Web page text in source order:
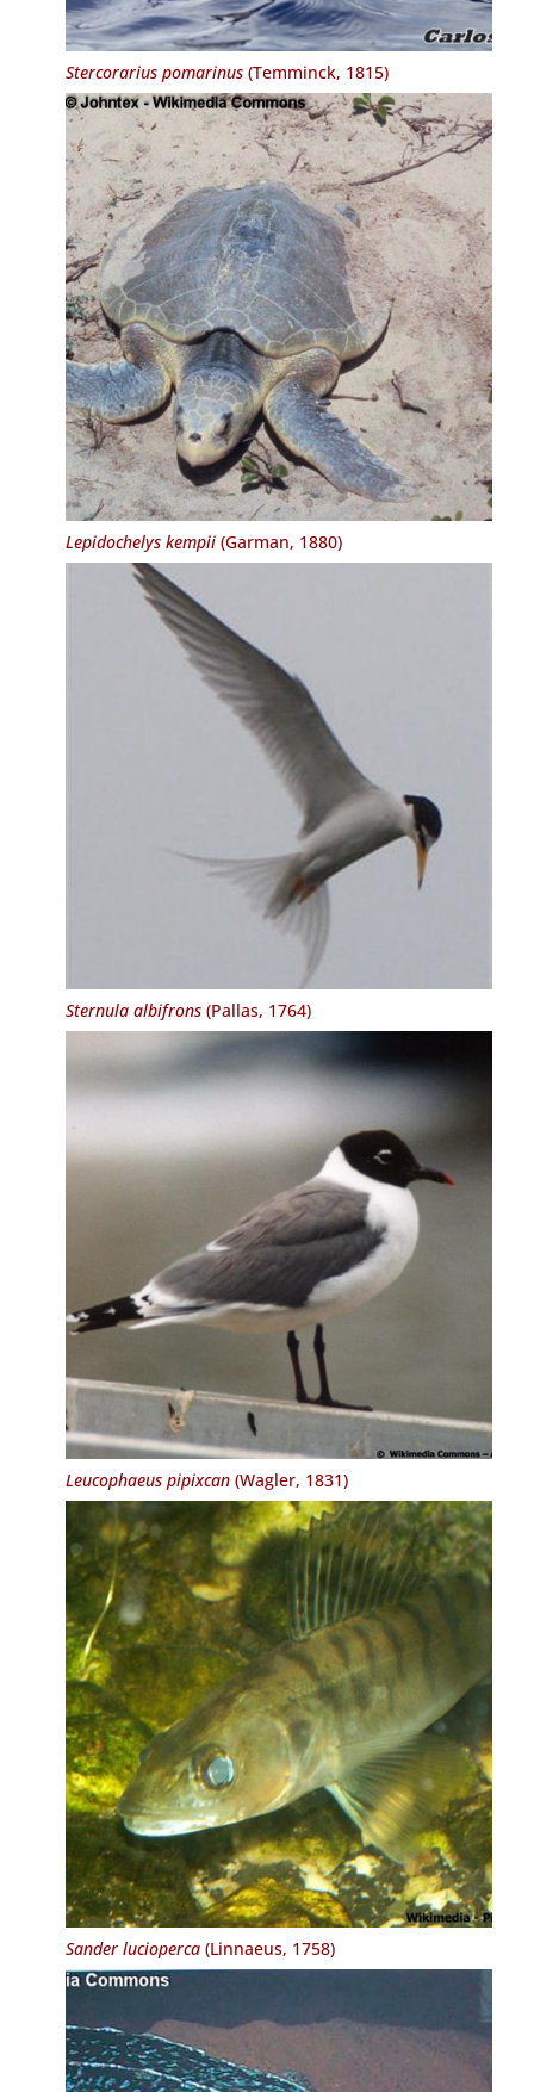
Stercorarius pomarinus(Temminck, 1815)
Lepidochelys kempii(Garman, 1880)
Sternula albifrons(Pallas, 1764)
Leucophaeus pipixcan(Wagler, 1831)
Sander lucioperca (Linnaeus, 1758)